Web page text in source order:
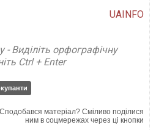
UAINFO
Виділіть орфографічну
Ctrl + Enter
Сподобався матеріал? Сміливо поділися
ним в соцмережах через ці кнопки